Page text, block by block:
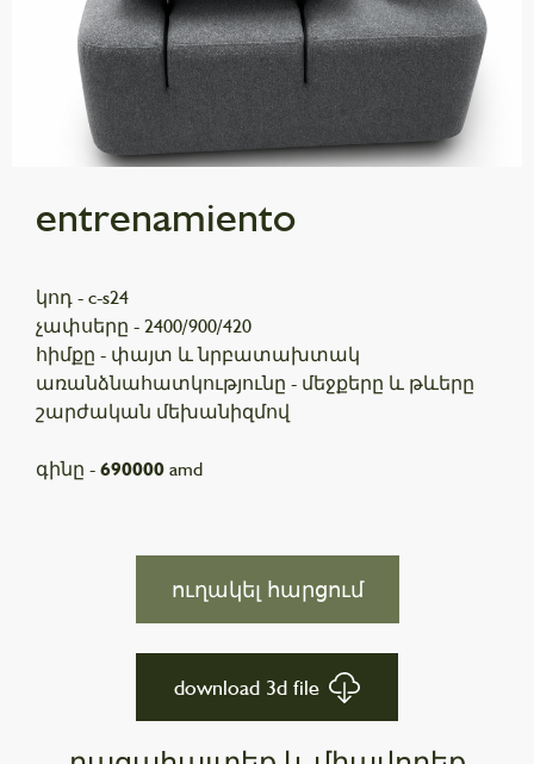
entrenamiento
կոդ - c-s24
չափսերը - 2400/900/420
հիմքը - փայտ և նրբատախտակ
առանձնահատկությունը - մեջքերը և թևերը
շարժական մեխանիզմով
գինը - 690000 amd
ուղակել հարցում
download 3d file